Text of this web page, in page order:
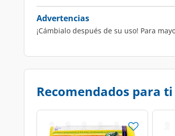
Advertencias
¡Cámbialo después de su uso! Para
Recomendados para ti